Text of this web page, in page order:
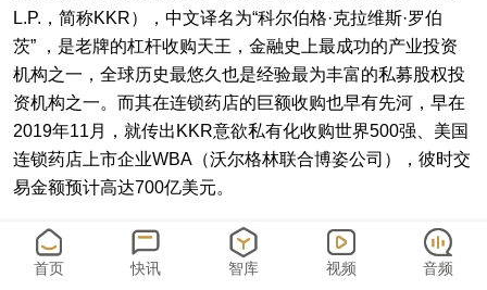
L.P.，简称KKR），中文译名为“科尔伯格·克拉维斯·罗伯
茨” ，是老牌的杠杆收购天王，金融史上最成功的产业投资
机构之一，全球历史最悠久也是经验最为丰富的私募股权投
资机构之一。而其在连锁药店的巨额收购也早有先河，早在
2019年11月，就传出KKR意欲私有化收购世界500强、美国
连锁药店上市企业WBA（沃尔格林联合博姿公司），彼时交
易金额预计高达700亿美元。
拥2500家药店跻身第一阵营
对于出售全亿健康的消息，早前业内一直有传闻，这次终于
首页 快讯 智库 视频 音频